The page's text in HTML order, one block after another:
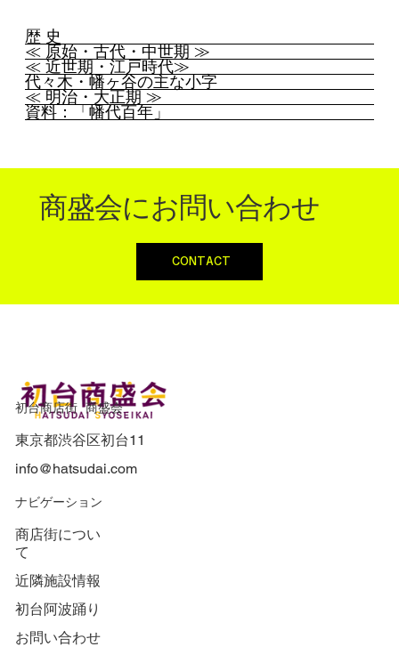
​商盛会にお問い合わせ
CONTACT
歴 史
≪ 原始・古代・中世期 ≫
≪ 近世期・江戸時代≫
代々木・幡ヶ谷の主な小字
≪ 明治・大正期 ≫
資料：「幡代百年」
初台商店街 商盛会
東京都渋谷区初台11
info@hatsudai.com
​ナビゲーション
商店街につい
て
近隣施設情報
初台阿波踊り
お問い合わせ